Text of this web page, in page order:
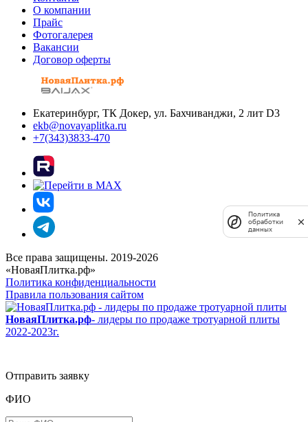
О компании
Прайс
Фотогалерея
Вакансии
Договор оферты
Екатеринбург, ТК Докер, ул. Бахчиванджи, 2 лит D3
ekb@novayaplitka.ru
+7(343)3833-470
Все права защищены. 2019-2026
«НоваяПлитка.рф»
Политика конфиденциальности
Правила пользования сайтом
НоваяПлитка.рф- лидеры по продаже тротуарной плиты
2022-2023г.
Отправить заявку
ФИО
Политика
обработки
данных